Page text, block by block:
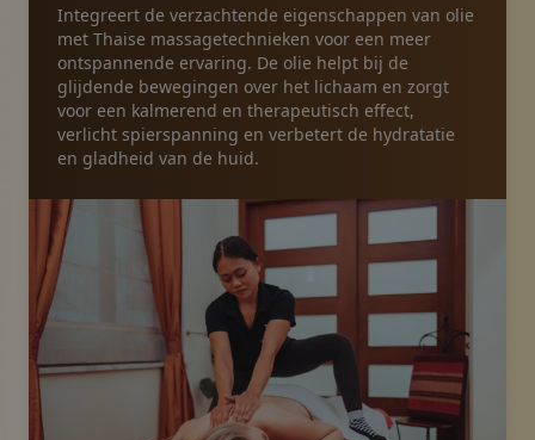
Integreert de verzachtende eigenschappen van olie
met Thaise massagetechnieken voor een meer
ontspannende ervaring. De olie helpt bij de
glijdende bewegingen over het lichaam en zorgt
voor een kalmerend en therapeutisch effect,
verlicht spierspanning en verbetert de hydratatie
en gladheid van de huid.